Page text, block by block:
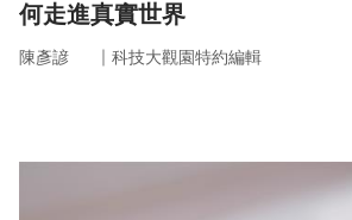
何走進真實世界
陳彥諺 ｜ 科技大觀園特約編輯